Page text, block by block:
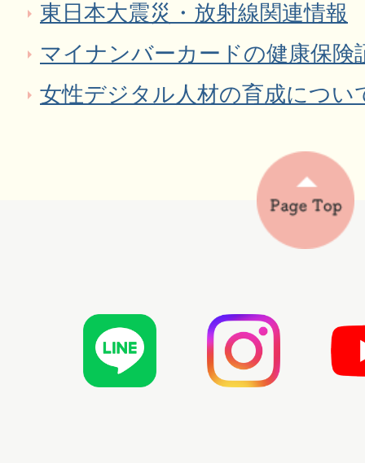
東日本大震災・放射線関連情報
マイナンバーカードの健康保険
女性デジタル人材の育成につい